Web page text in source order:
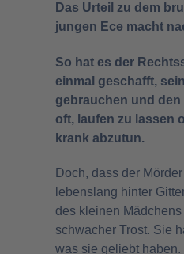
Das Urteil zu dem
jungen Ece macht
So hat es der
einmal geschafft,
gebrauchen und den
oft, laufen zu lassen
krank abzutun.
Doch, dass der
lebenslang hinter
des kleinen
schwacher Trost. Sie
was sie geliebt